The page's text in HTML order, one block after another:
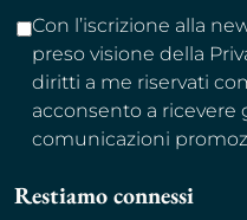
Con l’iscrizione alla
preso visione della
diritti a me riservati
acconsento a
comunicazioni
Restiamo connessi